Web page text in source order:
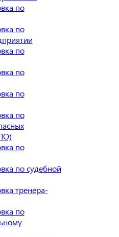
по
по
по
по
по
по
по
по судебной
тренера-
по